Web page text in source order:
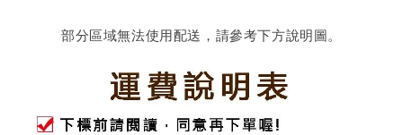
部分區域無法使用配送，請參考下方說明圖。